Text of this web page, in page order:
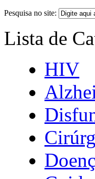
Pesquisa no site:
Lista de
HIV